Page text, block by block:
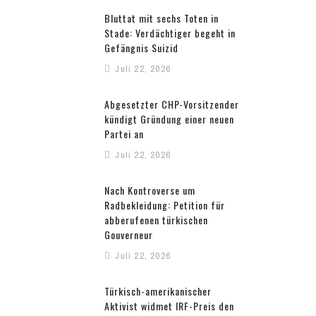
Bluttat mit sechs Toten in
Stade: Verdächtiger begeht in
Gefängnis Suizid
Juli 22, 2026
Abgesetzter CHP-Vorsitzender
kündigt Gründung einer neuen
Partei an
Juli 22, 2026
Nach Kontroverse um
Radbekleidung: Petition für
abberufenen türkischen
Gouverneur
Juli 22, 2026
Türkisch-amerikanischer
Aktivist widmet IRF-Preis den